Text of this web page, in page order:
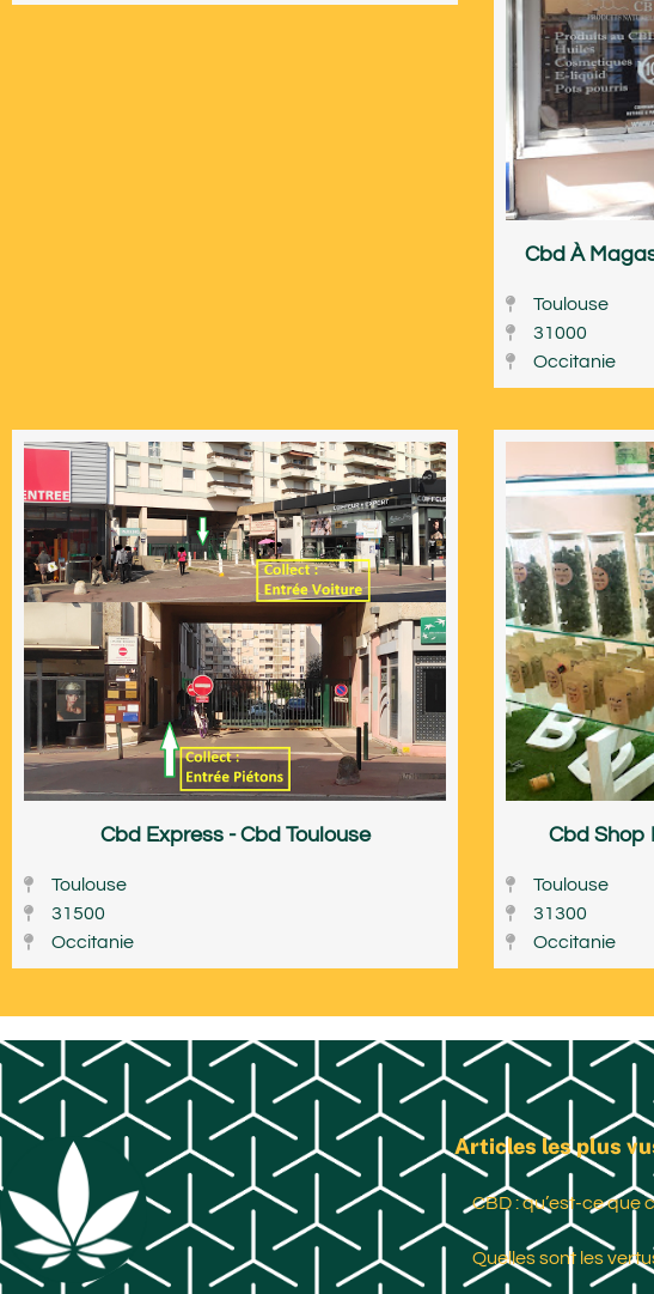
Cbd À
Toulouse
31000
Occitanie
Cbd Express - Cbd Toulouse
Toulouse
31500
Occitanie
Cbd Shop
Toulouse
31300
Occitanie
Articles les plus
CBD : qu’est-ce que
Quelles sont les